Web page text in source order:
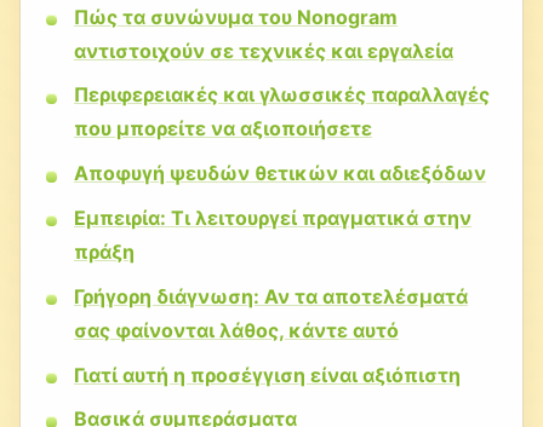
Πώς τα συνώνυμα του Nonogram
αντιστοιχούν σε τεχνικές και εργαλεία
Περιφερειακές και γλωσσικές παραλλαγές
που μπορείτε να αξιοποιήσετε
Αποφυγή ψευδών θετικών και αδιεξόδων
Εμπειρία: Τι λειτουργεί πραγματικά στην
πράξη
Γρήγορη διάγνωση: Αν τα αποτελέσματά
σας φαίνονται λάθος, κάντε αυτό
Γιατί αυτή η προσέγγιση είναι αξιόπιστη
Βασικά συμπεράσματα